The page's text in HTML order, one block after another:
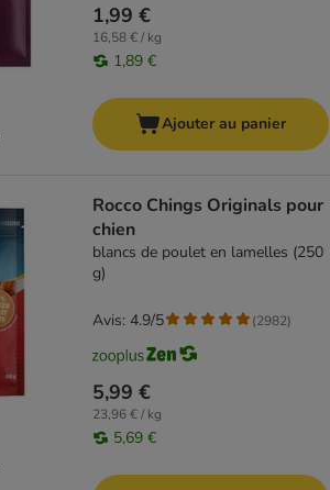
1,99 €
16,58 € / kg
1,89 €
Ajouter au panier
Rocco Chings Originals pour
chien
blancs de poulet en lamelles (250
g)
5,99 €
23,96 € / kg
5,69 €
Avis: 4.9/5 (2982)